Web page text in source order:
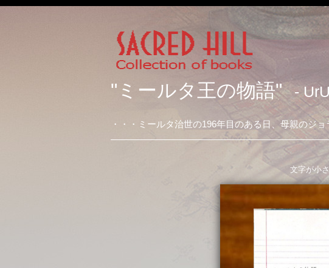
"ミールタ王の物語" -
・・・ミールタ治世の196年目のある日、母親のジ
文字が小